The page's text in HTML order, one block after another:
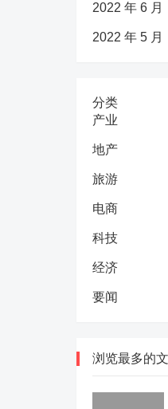
2022 年 6 月
2022 年 5 月
分类
产业
地产
旅游
电商
科技
经济
要闻
浏览最多的